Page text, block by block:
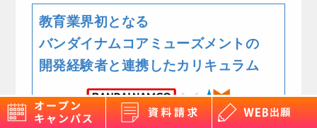
教育業界初となる
バンダイナムコアミューズメントの
開発経験者と連携したカリキュラム